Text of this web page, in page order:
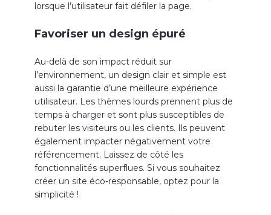
lorsque l’utilisateur fait défiler la page.
Favoriser un design épuré
Au-delà de son impact réduit sur
l’environnement, un design clair et simple est
aussi la garantie d’une meilleure expérience
utilisateur. Les thèmes lourds prennent plus de
temps à charger et sont plus susceptibles de
rebuter les visiteurs ou les clients. Ils peuvent
également impacter négativement votre
référencement. Laissez de côté les
fonctionnalités superflues. Si vous souhaitez
créer un site éco-responsable, optez pour la
simplicité !